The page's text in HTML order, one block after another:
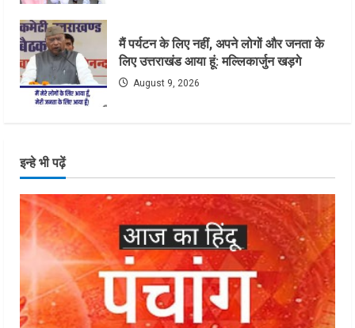
मैं पर्यटन के लिए नहीं, अपने लोगों और जनता के
लिए उत्तराखंड आया हूं: मल्लिकार्जुन खड़गे
August 9, 2026
इन्हे भी पढ़ें